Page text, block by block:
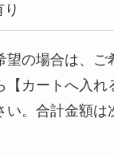
望の場合は、ご
【カートへ入れ
い。合計金額は